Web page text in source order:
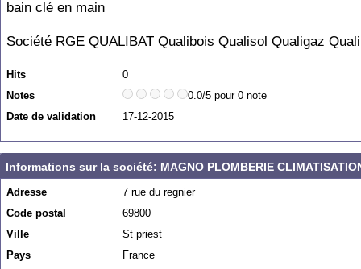
bain clé en main
Société RGE QUALIBAT Qualibois Qualisol Qualigaz
Hits
0
Notes
0.0/5 pour 0 note
Date de validation
17-12-2015
Informations sur la société: MAGNO PLOMBERIE
Adresse
7 rue du regnier
Code postal
69800
Ville
St priest
Pays
France